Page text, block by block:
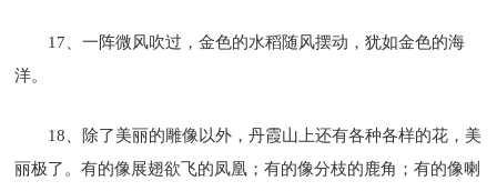
17、一阵微风吹过，金色的水稻随风摆动，犹如金色的海
洋。
18、除了美丽的雕像以外，丹霞山上还有各种各样的花，美
丽极了。有的像展翅欲飞的凤凰；有的像分枝的鹿角；有的像喇